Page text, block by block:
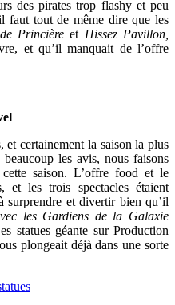
des pirates trop flashy et peu
faut tout de même dire que les
Princière et Hissez Pavillon,
et qu’il manquait de l’offre
et certainement la saison la plus
les avis, nous faisons
saison. L’offre food et le
et les trois spectacles étaient
surprendre et divertir bien qu’il
les Gardiens de la Galaxie
statues géante sur Production
plongeait déjà dans une sorte